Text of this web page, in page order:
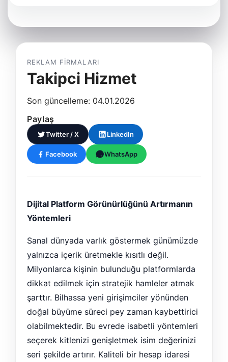
REKLAM FIRMALARI
Takipci Hizmet
Son güncelleme: 04.01.2026
Paylaş
Twitter / X LinkedIn
Facebook WhatsApp
Dijital Platform Görünürlüğünü Artırmanın
Yöntemleri
Sanal dünyada varlık göstermek günümüzde
yalnızca içerik üretmekle kısıtlı değil.
Milyonlarca kişinin bulunduğu platformlarda
dikkat edilmek için stratejik hamleler atmak
şarttır. Bilhassa yeni girişimciler yönünden
doğal büyüme süreci pey zaman kaybettirici
olabilmektedir. Bu evrede isabetli yöntemleri
seçerek kitlenizi genişletmek isim değerinizi
seri şekilde artırır. Kaliteli bir hesap idaresi